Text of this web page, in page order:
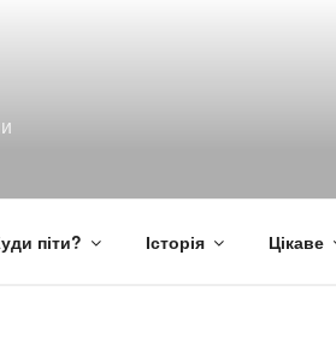
піти? Історія Цікаве